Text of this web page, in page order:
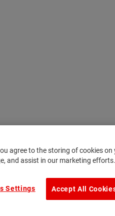
agree to the storing of cookies
and assist in our marketing efforts.
Accept All
Settings